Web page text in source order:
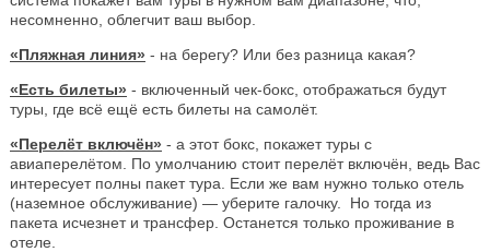
несомненно, облегчит ваш выбор.
«Пляжная линия» - на берегу? Или без разница какая?
«Есть билеты» - включенный чек-бокс, отображаться будут
туры, где всё ещё есть билеты на самолёт.
«Перелёт включён» - а этот бокс, покажет туры с
авиаперелётом. По умолчанию стоит перелёт включён, ведь Вас
интересует полны пакет тура. Если же вам нужно только отель
(наземное обслуживание) — уберите галочку. Но тогда из
пакета исчезнет и трансфер. Останется только проживание в
отеле.